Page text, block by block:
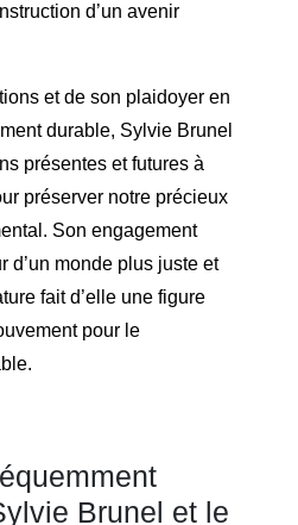
d’un avenir
et de son plaidoyer en
durable, Sylvie Brunel
présentes et futures à
préserver notre précieux
Son engagement
d’un monde plus juste et
fait d’elle une figure
pour le
Brunel et le